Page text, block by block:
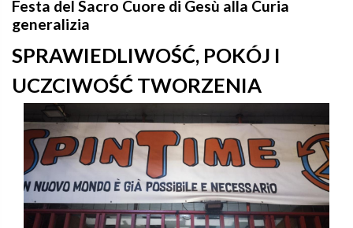
Festa del Sacro Cuore di Gesù alla Curia
generalizia
SPRAWIEDLIWOŚĆ, POKÓJ I
UCZCIWOŚĆ TWORZENIA